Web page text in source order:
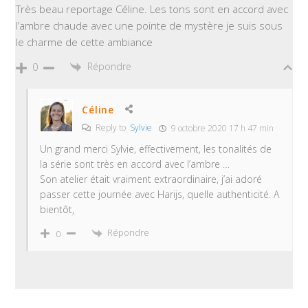
Très beau reportage Céline. Les tons sont en accord avec
l’ambre chaude avec une pointe de mystère je suis sous
le charme de cette ambiance
0 Répondre
Céline
Reply to Sylvie 9 octobre 2020 17 h 47 min
Un grand merci Sylvie, effectivement, les tonalités de
la série sont très en accord avec l’ambre …
Son atelier était vraiment extraordinaire, j’ai adoré
passer cette journée avec Harijs, quelle authenticité. A
bientôt,
0 Répondre